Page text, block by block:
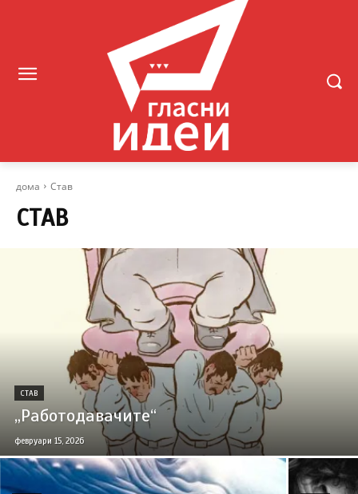
дома Став
СТАВ
СТАВ
„Работодавачите“
февруари 15, 2026